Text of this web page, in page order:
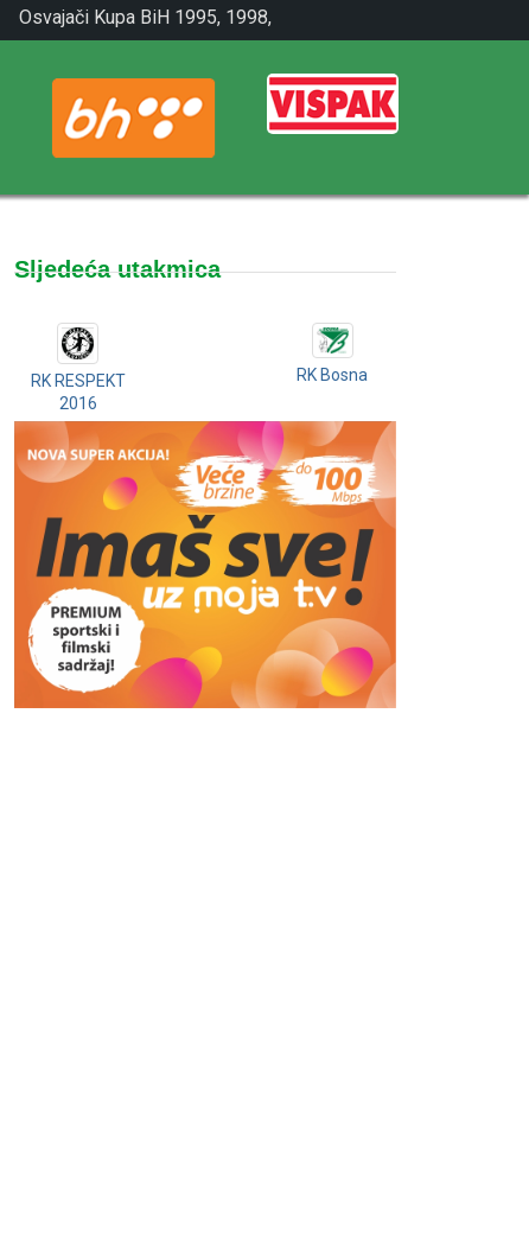
Osvajači Kupa BiH 1995, 1998,
2001.
Sljedeća utakmica
RK RESPEKT
2016
RK Bosna